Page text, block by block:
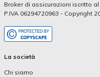
La società
Chi siamo
Broker di assicurazioni iscritto al
P.IVA 06294720963 - Copyright